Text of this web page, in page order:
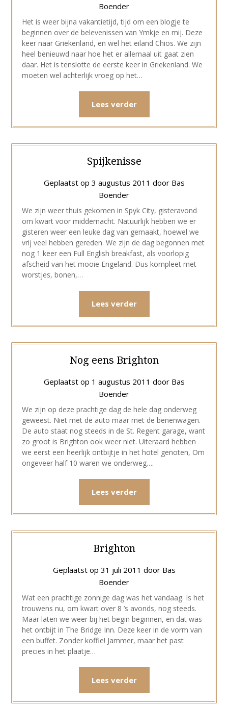
Boender
Het is weer bijna vakantietijd, tijd om een blogje te
beginnen over de belevenissen van Ymkje en mij. Deze
keer naar Griekenland, en wel het eiland Chios. We zijn
heel benieuwd naar hoe het er allemaal uit gaat zien
daar. Het is tenslotte de eerste keer in Griekenland. We
moeten wel achterlijk vroeg op het…
Lees verder
Spijkenisse
Geplaatst op 3 augustus 2011 door Bas
Boender
We zijn weer thuis gekomen in Spyk City, gisteravond
om kwart voor middernacht. Natuurlijk hebben we er
gisteren weer een leuke dag van gemaakt, hoewel we
vrij veel hebben gereden. We zijn de dag begonnen met
nog 1 keer een Full English breakfast, als voorlopig
afscheid van het mooie Engeland. Dus kompleet met
worstjes, bonen,…
Lees verder
Nog eens Brighton
Geplaatst op 1 augustus 2011 door Bas
Boender
We zijn op deze prachtige dag de hele dag onderweg
geweest. Niet met de auto maar met de benenwagen.
De auto staat nog steeds in de St. Regent garage, want
zo groot is Brighton ook weer niet. Uiteraard hebben
we eerst een heerlijk ontbijtje in het hotel genoten, Om
ongeveer half 10 waren we onderweg….
Lees verder
Brighton
Geplaatst op 31 juli 2011 door Bas
Boender
Wat een prachtige zonnige dag was het vandaag. Is het
trouwens nu, om kwart over 8 ’s avonds, nog steeds.
Maar laten we weer bij het begin beginnen, en dat was
het ontbijt in The Bridge Inn. Deze keer in de vorm van
een buffet. Zonder koffie! Jammer, maar het past
precies in het plaatje…
Lees verder